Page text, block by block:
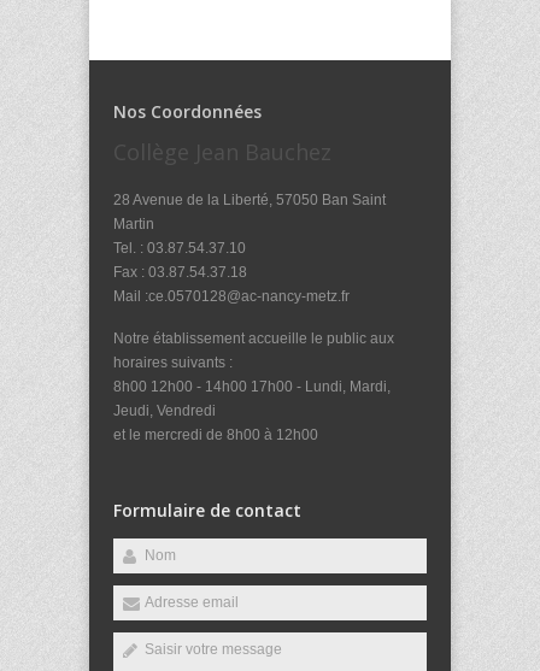
Nos Coordonnées
Collège Jean Bauchez
28 Avenue de la Liberté, 57050 Ban Saint
Martin
Tel. : 03.87.54.37.10
Fax : 03.87.54.37.18
Mail :ce.0570128@ac-nancy-metz.fr
Notre établissement accueille le public aux
horaires suivants :
8h00 12h00 - 14h00 17h00 - Lundi, Mardi,
Jeudi, Vendredi
et le mercredi de 8h00 à 12h00
Formulaire de contact